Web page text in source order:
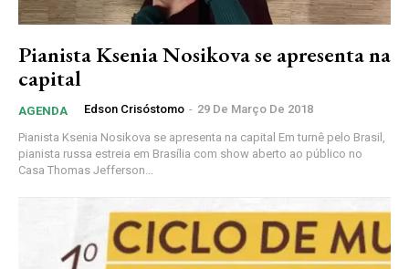
Pianista Ksenia Nosikova se apresenta na
capital
AGENDA Edson Crisóstomo - 29 De Março De 2018
Pianista Ksenia Nosikova se apresenta na capital Em turnê pelo Brasil,
pianista russa estreia em Brasília com show aberto ao público no
Casa Thomas Jefferson...